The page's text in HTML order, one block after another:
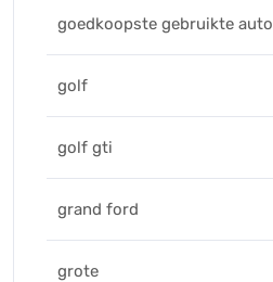
goedkoopste gebruikte auto
golf
golf gti
grand ford
grote